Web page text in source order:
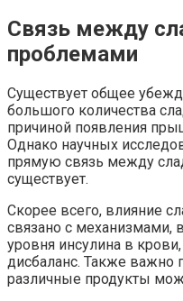
Связь между
проблемами
Существует общее
большого количества
причиной появления
Однако научных
прямую связь между
существует.
Скорее всего, влияние
связано с
уровня инсулина в
дисбаланс. Также важно
различные продукты